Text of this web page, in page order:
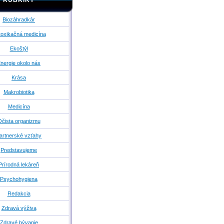
Biozáhradkár
medicína
Ekoštýl
okolo nás
Krása
Makrobiotika
Medicína
organizmu
vzťahy
Predstavujeme
lekáreň
Psychohygiena
Redakcia
Zdravá výživa
Zdravé bývanie